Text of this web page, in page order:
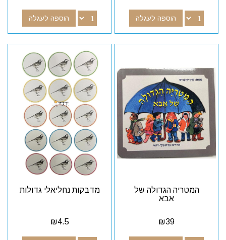
הוספה לעגלה הוספה לעגלה
המטריה הגדולה של
אבא
₪39
מדבקות נחליאלי גדולות
₪4.5